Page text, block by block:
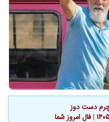
دست دوز